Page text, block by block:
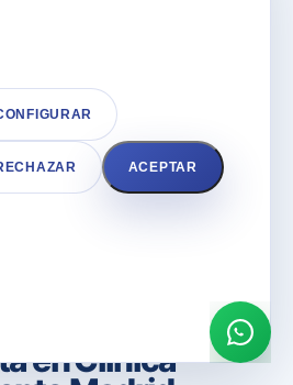
Morales
PLÁSTICO
en Clínica
ACEPTAR